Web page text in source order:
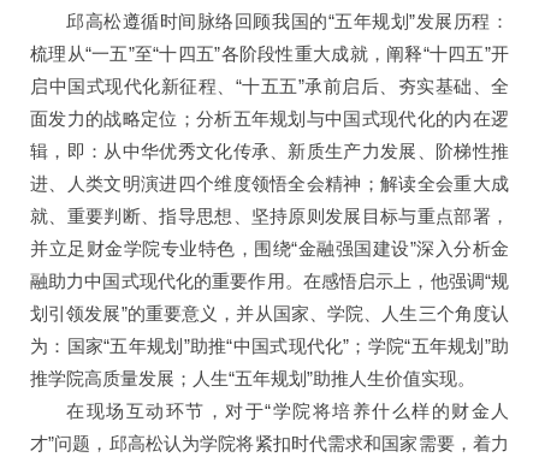
邱高松遵循时间脉络回顾我国的“五年规划”发展历程：
梳理从“一五”至“十四五”各阶段性重大成就，阐释“十四五”开
启中国式现代化新征程、“十五五”承前启后、夯实基础、全
面发力的战略定位；分析五年规划与中国式现代化的内在逻
辑，即：从中华优秀文化传承、新质生产力发展、阶梯性推
进、人类文明演进四个维度领悟全会精神；解读全会重大成
就、重要判断、指导思想、坚持原则发展目标与重点部署，
并立足财金学院专业特色，围绕“金融强国建设”深入分析金
融助力中国式现代化的重要作用。在感悟启示上，他强调“规
划引领发展”的重要意义，并从国家、学院、人生三个角度认
为：国家“五年规划”助推“中国式现代化”；学院“五年规划”助
推学院高质量发展；人生“五年规划”助推人生价值实现。
在现场互动环节，对于“学院将培养什么样的财金人
才”问题，邱高松认为学院将紧扣时代需求和国家需要，着力